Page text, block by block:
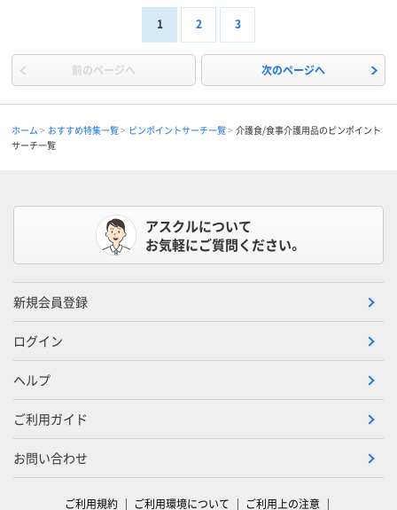
1 2 3
前のページへ 次のページへ
ホーム おすすめ特集一覧 ピンポイントサーチ一覧
介護食/食事介護用品のピンポイント
サーチ一覧
アスクルについて
お気軽にご質問ください。
新規会員登録
ログイン
ヘルプ
ご利用ガイド
お問い合わせ
ご利用規約 ご利用環境について ご利用上の注意